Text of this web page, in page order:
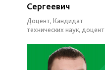
Сергеевич
Доцент, Кандидат
технических наук, доцент